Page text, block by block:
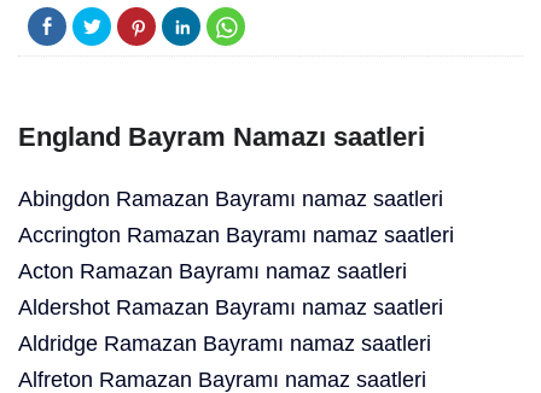
England Bayram Namazı saatleri
Abingdon Ramazan Bayramı namaz saatleri
Accrington Ramazan Bayramı namaz saatleri
Acton Ramazan Bayramı namaz saatleri
Aldershot Ramazan Bayramı namaz saatleri
Aldridge Ramazan Bayramı namaz saatleri
Alfreton Ramazan Bayramı namaz saatleri